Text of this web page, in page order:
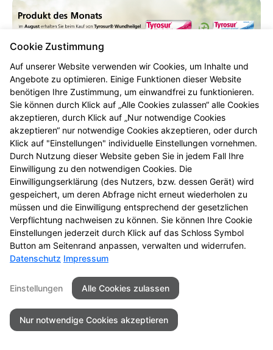
Mehr Produktinformationen
Seitenübersicht Kontakt
Impressum
Datenschutz
Barrierefreiheit
© 2026 Bahnhof Apotheke
Cookie Zustimmung
Auf unserer Website verwenden wir Cookies, um Inhalte und
Angebote zu optimieren. Einige Funktionen dieser Website
benötigen Ihre Zustimmung, um einwandfrei zu funktionieren.
Sie können durch Klick auf „Alle Cookies zulassen“ alle Cookies
akzeptieren, durch Klick auf „Nur notwendige Cookies
akzeptieren“ nur notwendige Cookies akzeptieren, oder durch
Klick auf "Einstellungen" individuelle Einstellungen vornehmen.
Durch Nutzung dieser Website geben Sie in jedem Fall Ihre
Einwilligung zu den notwendigen Cookies. Die
Einwilligungserklärung (des Nutzers, bzw. dessen Gerät) wird
gespeichert, um deren Abfrage nicht erneut wiederholen zu
müssen und die Einwilligung entsprechend der gesetzlichen
Verpflichtung nachweisen zu können. Sie können Ihre Cookie
Einstellungen jederzeit durch Klick auf das Schloss Symbol
Button am Seitenrand anpassen, verwalten und widerrufen.
Datenschutz Impressum
Einstellungen Alle Cookies zulassen
Nur notwendige Cookies akzeptieren